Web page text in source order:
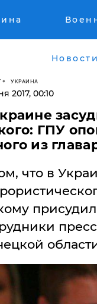
Новости
УКРАИНА
2017, 00:10
ГПУ
из
что в